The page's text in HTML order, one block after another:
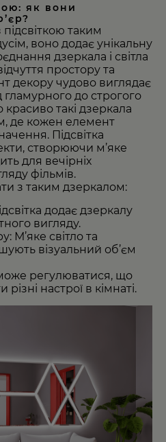
як вони
таким
воно додає унікальну
дзеркала і світла
простору та
декору чудово виглядає
гламурного до строгого
такі дзеркала
де кожен елемент
Підсвітка
створюючи м’яке
для вечірніх
фільмів.
з таким дзеркалом:
додає дзеркалу
вигляду.
М’яке світло та
візуальний об’єм
регулюватися, що
настрої в кімнаті.